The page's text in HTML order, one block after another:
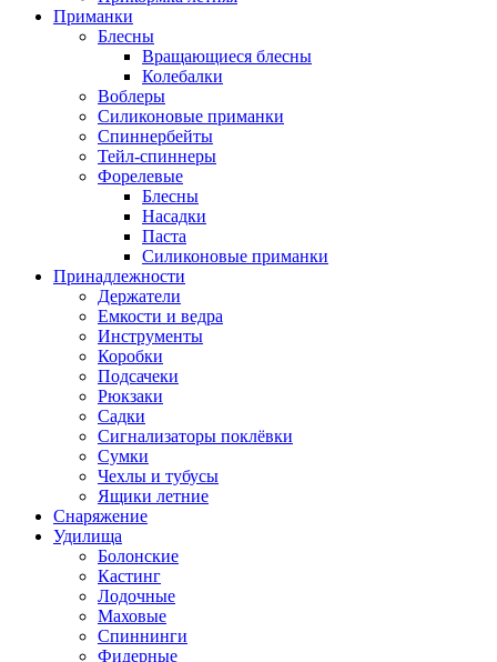
Приманки
Блесны
Вращающиеся блесны
Колебалки
Воблеры
Силиконовые приманки
Спиннербейты
Тейл-спиннеры
Форелевые
Блесны
Насадки
Паста
Силиконовые приманки
Принадлежности
Держатели
Емкости и ведра
Инструменты
Коробки
Подсачеки
Рюкзаки
Садки
Сигнализаторы поклёвки
Сумки
Чехлы и тубусы
Ящики летние
Снаряжение
Удилища
Болонские
Кастинг
Лодочные
Маховые
Спиннинги
Фидерные